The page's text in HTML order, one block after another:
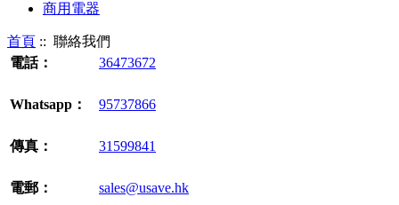
商用電器
首頁 :: 聯絡我們
電話：
36473672
Whatsapp： 95737866
傳真： 31599841
電郵： sales@usave.hk